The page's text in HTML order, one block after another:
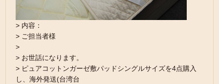
> 内容：
> ご担当者様
>
> お世話になります。
> ピュアコットンガーゼ敷パッドシングルサイズを4点購入
し、海外発送(台湾台